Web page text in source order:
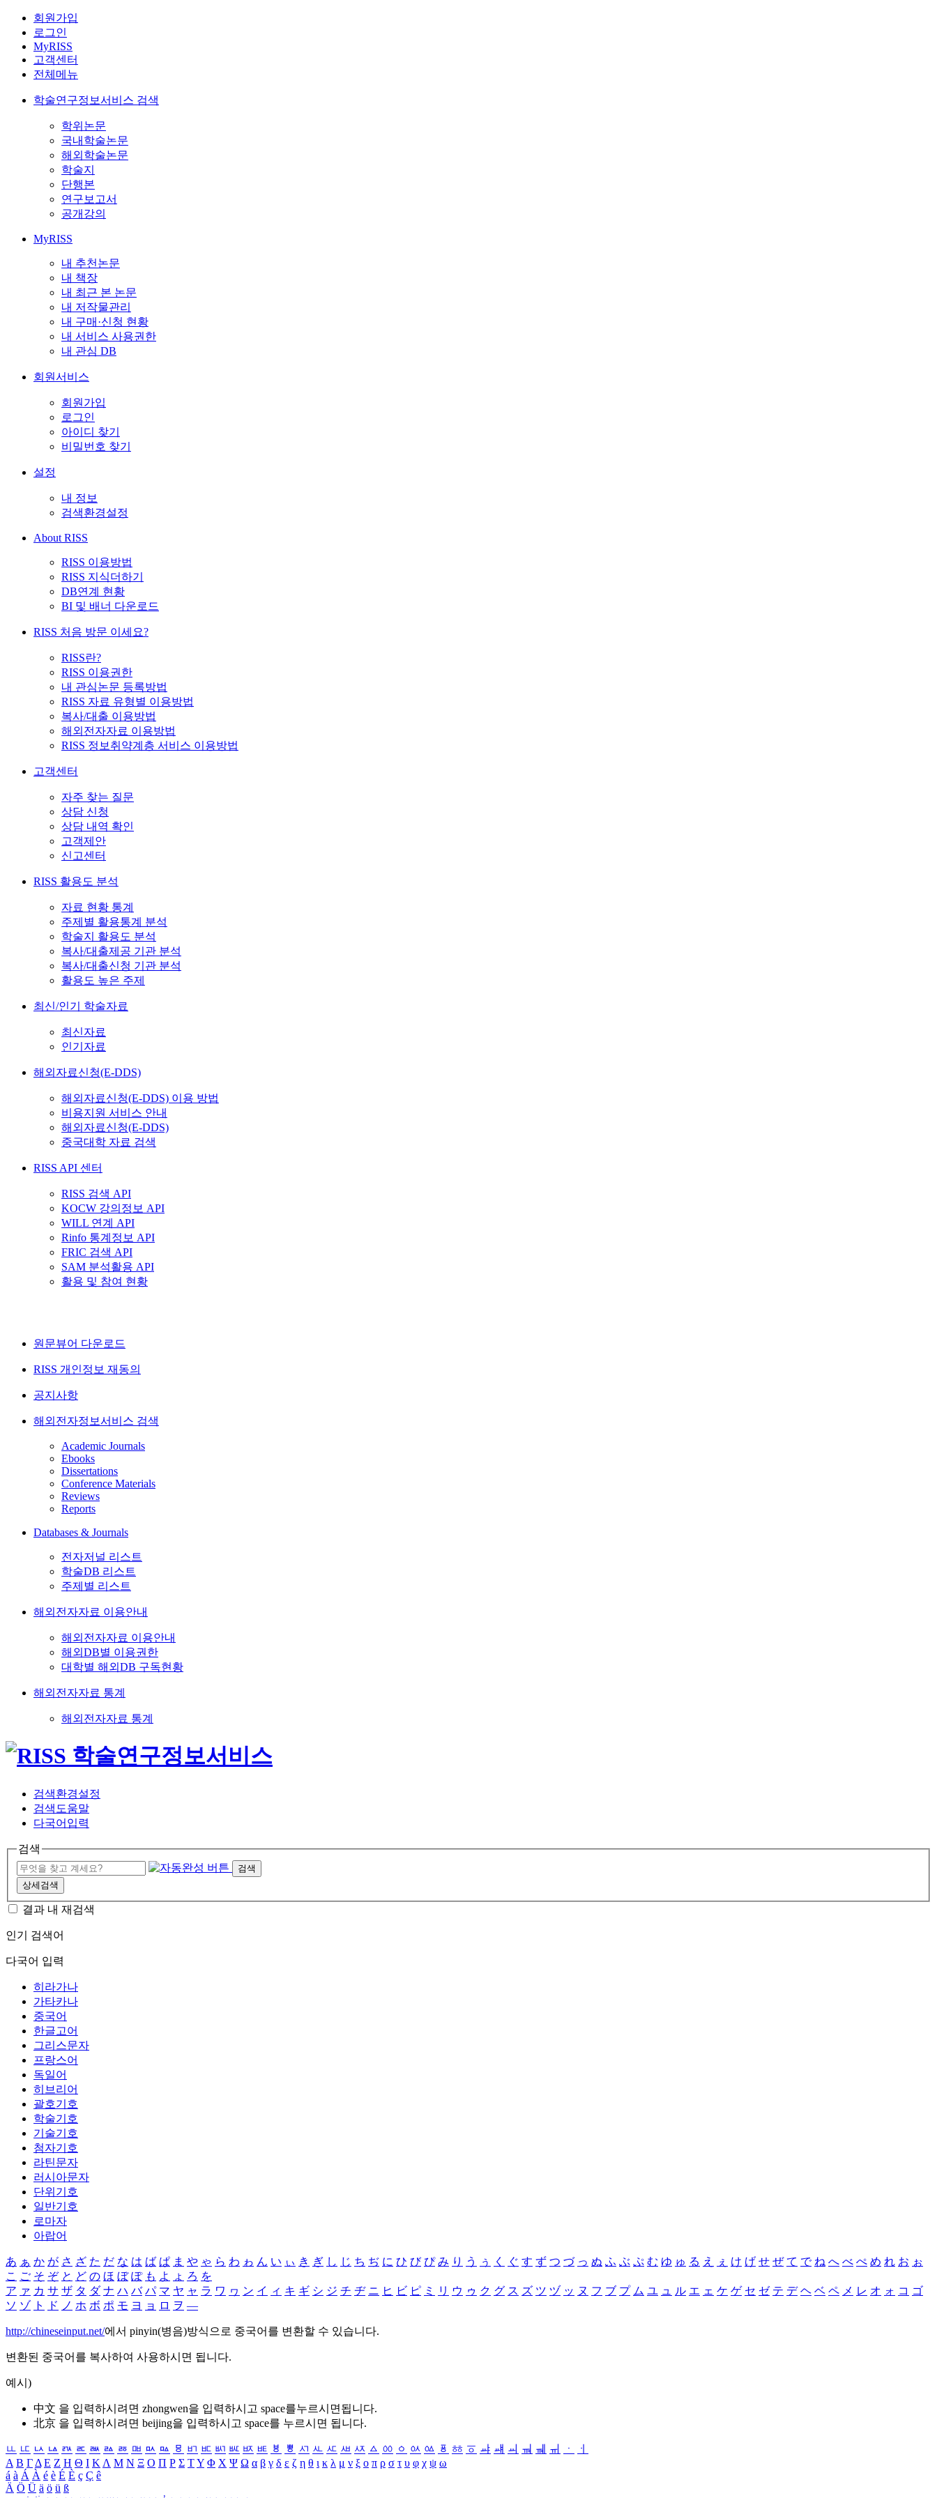
회원가입
로그인
MyRISS
고객센터
전체메뉴
학술연구정보서비스 검색
학위논문
국내학술논문
해외학술논문
학술지
단행본
연구보고서
공개강의
MyRISS
내 추천논문
내 책장
내 최근 본 논문
내 저작물관리
내 구매·신청 현황
내 서비스 사용권한
내 관심 DB
회원서비스
회원가입
로그인
아이디 찾기
비밀번호 찾기
설정
내 정보
검색환경설정
About RISS
RISS 이용방법
RISS 지식더하기
DB연계 현황
BI 및 배너 다운로드
RISS 처음 방문 이세요?
RISS란?
RISS 이용권한
내 관심논문 등록방법
RISS 자료 유형별 이용방법
복사/대출 이용방법
해외전자자료 이용방법
RISS 정보취약계층 서비스 이용방법
고객센터
자주 찾는 질문
상담 신청
상담 내역 확인
고객제안
신고센터
RISS 활용도 분석
자료 현황 통계
주제별 활용통계 분석
학술지 활용도 분석
복사/대출제공 기관 분석
복사/대출신청 기관 분석
활용도 높은 주제
최신/인기 학술자료
최신자료
인기자료
해외자료신청(E-DDS)
해외자료신청(E-DDS) 이용 방법
비용지원 서비스 안내
해외자료신청(E-DDS)
중국대학 자료 검색
RISS API 센터
RISS 검색 API
KOCW 강의정보 API
WILL 연계 API
Rinfo 통계정보 API
FRIC 검색 API
SAM 분석활용 API
활용 및 참여 현황
원문뷰어 다운로드
RISS 개인정보 재동의
공지사항
해외전자정보서비스 검색
Academic Journals
Ebooks
Dissertations
Conference Materials
Reviews
Reports
Databases & Journals
전자저널 리스트
학술DB 리스트
주제별 리스트
해외전자자료 이용안내
해외전자자료 이용안내
해외DB별 이용권한
대학별 해외DB 구독현황
해외전자자료 통계
해외전자자료 통계
검색환경설정
검색도움말
다국어입력
검색
검색
상세검색
결과 내 재검색
인기 검색어
다국어 입력
히라가나
가타카나
중국어
한글고어
그리스문자
프랑스어
독일어
히브리어
괄호기호
학술기호
기술기호
첨자기호
라틴문자
러시아문자
단위기호
일반기호
로마자
아랍어
あ ぁ か が さ ざ た だ な は ば ぱ ま や ゃ ら わ ゎ ん い ぃ き ぎ し じ ち ぢ に ひ び ぴ み り う ぅ く ぐ す ず つ づ っ ぬ ふ ぶ ぷ む ゆ ゅ る え ぇ け げ せ ぜ て で ね へ べ ぺ め れ お ぉ
こ ご そ ぞ と ど の ほ ぼ ぽ も よ ょ ろ を
ア ァ カ サ ザ タ ダ ナ ハ バ パ マ ヤ ャ ラ ワ ヮ ン イ ィ キ ギ シ ジ チ ヂ ニ ヒ ビ ピ ミ リ ウ ゥ ク グ ス ズ ツ ヅ ッ ヌ フ ブ プ ム ユ ュ ル エ ェ ケ ゲ セ ゼ テ デ ヘ ベ ペ メ レ オ ォ コ ゴ
ソ ゾ ト ド ノ ホ ボ ポ モ ヨ ョ ロ ヲ ―
http://chineseinput.net/에서 pinyin(병음)방식으로 중국어를 변환할 수 있습니다.
변환된 중국어를 복사하여 사용하시면 됩니다.
예시)
中文 을 입력하시려면 zhongwen을 입력하시고 space를누르시면됩니다.
北京 을 입력하시려면 beijing을 입력하시고 space를 누르시면 됩니다.
ㅥ ㅦ ㅧ ㅨ ㅩ ㅪ ㅫ ㅬ ㅭ ㅮ ㅯ ㅰ ㅱ ㅲ ㅳ ㅴ ㅵ ㅶ ㅷ ㅸ ㅹ ㅺ ㅻ ㅼ ㅽ ㅾ ㅿ ㆀ ㆁ ㆂ ㆃ ㆄ ㆅ ㆆ ㆇ ㆈ ㆉ ㆊ ㆋ ㆌ ㆍ
ㆎ
Α Β ΓΔ Ε Ζ Η Θ Ι ΚΛ Μ Ν Ξ Ο Π Ρ Σ ΤΥ Φ Χ Ψ Ω α β γ δ ε ζ η θ ι κ λ μ ν ξ ο π ρ σ τ υ φ χ ψ ω
á à Á À é è É È ç Ç ê
Ä Ö Ü ä ö ü ß